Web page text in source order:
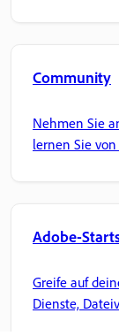
Community
Nehmen Sie
lernen Sie
Adobe-
Greife auf
Dienste,